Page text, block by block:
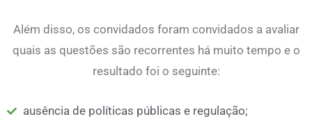
Além disso, os convidados foram convidados a avaliar
quais as questões são recorrentes há muito tempo e o
resultado foi o seguinte:
ausência de políticas públicas e regulação;